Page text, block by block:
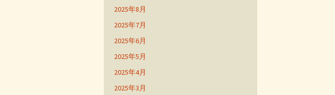
2025年8月
2025年7月
2025年6月
2025年5月
2025年4月
2025年3月